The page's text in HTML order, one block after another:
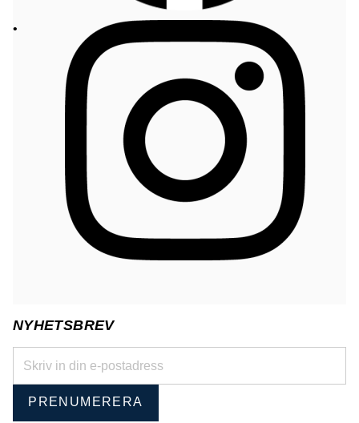
NYHETSBREV
PRENUMERERA